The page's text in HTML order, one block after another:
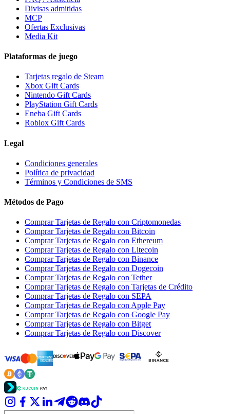
Divisas admitidas
MCP
Ofertas Exclusivas
Media Kit
Plataformas de juego
Tarjetas regalo de Steam
Xbox Gift Cards
Nintendo Gift Cards
PlayStation Gift Cards
Eneba Gift Cards
Roblox Gift Cards
Legal
Condiciones generales
Política de privacidad
Términos y Condiciones de SMS
Métodos de Pago
Comprar Tarjetas de Regalo con Criptomonedas
Comprar Tarjetas de Regalo con Bitcoin
Comprar Tarjetas de Regalo con Ethereum
Comprar Tarjetas de Regalo con Litecoin
Comprar Tarjetas de Regalo con Binance
Comprar Tarjetas de Regalo con Dogecoin
Comprar Tarjetas de Regalo con Tether
Comprar Tarjetas de Regalo con Tarjetas de Crédito
Comprar Tarjetas de Regalo con SEPA
Comprar Tarjetas de Regalo con Apple Pay
Comprar Tarjetas de Regalo con Google Pay
Comprar Tarjetas de Regalo con Bitget
Comprar Tarjetas de Regalo con Discover